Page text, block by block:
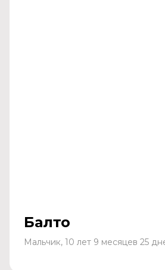
Балто
Мальчик, 10 лет 9 месяцев 25